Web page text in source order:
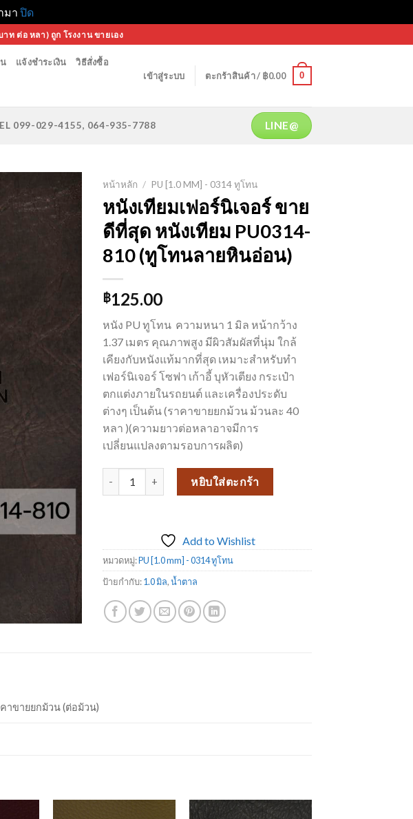
มา ปิด
ท ต่อ หลา) ถูก โรงงาน ขายเอง
แจ้งชำระเงิน วิธีสั่งซื้อ
เข้าสู่ระบบ ตะกร้าสินค้า / ฿0.00 0
099-029-4155, 064-935-7788 LINE@
Add to
หน้าหลัก / PU [1.0 MM] - 0314 ทูโทน
หนังเทียมเฟอร์นิเจอร์ ขาย
ดีที่สุด หนังเทียม PU0314-
810 (ทูโทนลายหินอ่อน)
฿125.00
หนัง PU ทูโทน ความหนา 1 มิล หน้ากว้าง
1.37 เมตร คุณภาพสูง มีผิวสัมผัสที่นุ่ม ใกล้
เคียงกับหนังแท้มากที่สุด เหมาะสำหรับทำ
เฟอร์นิเจอร์ โซฟา เก้าอี้ บุหัวเตียง กระเป๋า
ตกแต่งภายในรถยนต์ และเครื่องประดับ
ต่างๆ เป็นต้น (ราคาขายยกม้วน ม้วนละ 40
หลา )(ความยาวต่อหลาอาจมีการ
เปลี่ยนแปลงตามรอบการผลิต)
จำนวน หนังเทียมเฟอร์นิเจอร์ ขายดีที่สุด หนังเทียม PU0314-810 (ทูโทนล
หยิบใส่ตะกร้า
Add to Wishlist
หมวดหมู่:PU [1.0 mm] - 0314 ทูโทน
ป้ายกำกับ:1.0 มิล,น้ำตาล
าขายยกม้วน (ต่อม้วน)